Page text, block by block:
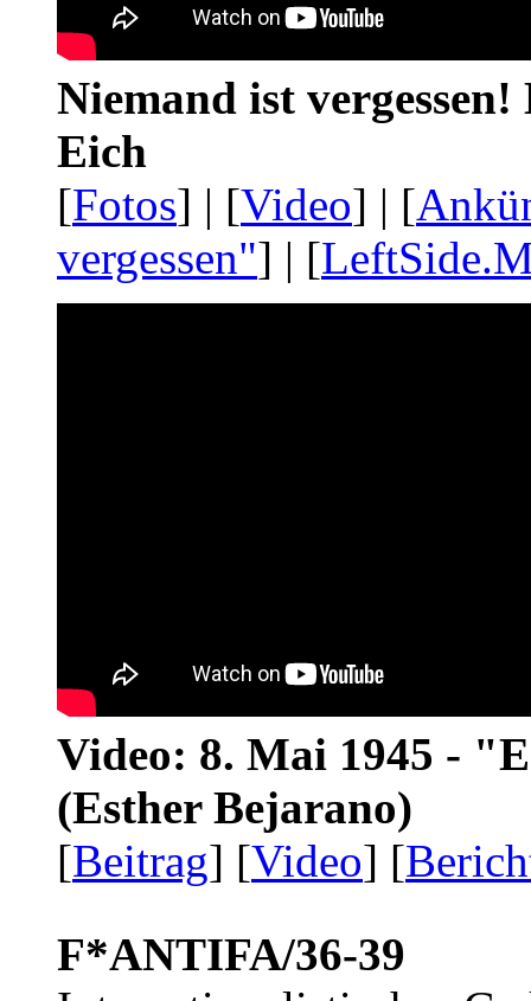
Niemand ist
Eich
[Fotos] | [Video] | [
vergessen"] | [
Video: 8. Mai 1945 -
(Esther Bejarano)
[Beitrag] [Video] [
F*ANTIFA/36-39